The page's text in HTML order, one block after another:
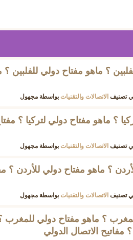
تصنيف الاتصالات والتقنيات بواسطة مجهول
تصنيف الاتصالات والتقنيات بواسطة مجهول
تصنيف الاتصالات والتقنيات بواسطة مجهول
مفاتيح الاتصال الدولي